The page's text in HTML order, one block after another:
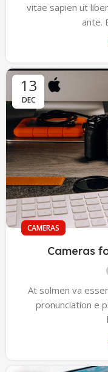
vitae sapien ut
ante.
13
DEC
CAMERAS
Cameras
At solmen va
pronunciation e